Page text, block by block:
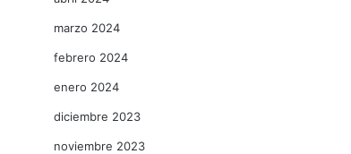
marzo 2024
febrero 2024
enero 2024
diciembre 2023
noviembre 2023